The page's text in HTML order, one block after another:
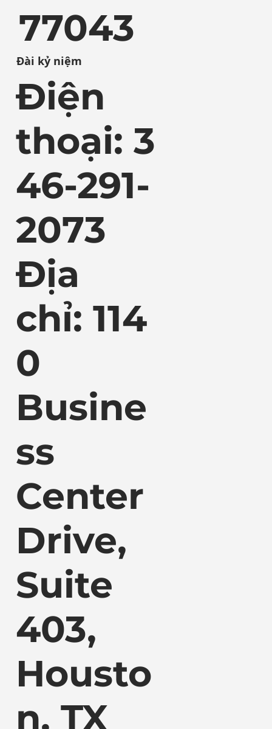
77043
Đài kỷ niệm
Điện
thoại: 3
46-291-
2073
Địa
chỉ: 114
0
Busine
ss
Center
Drive,
Suite
403,
Housto
n, TX